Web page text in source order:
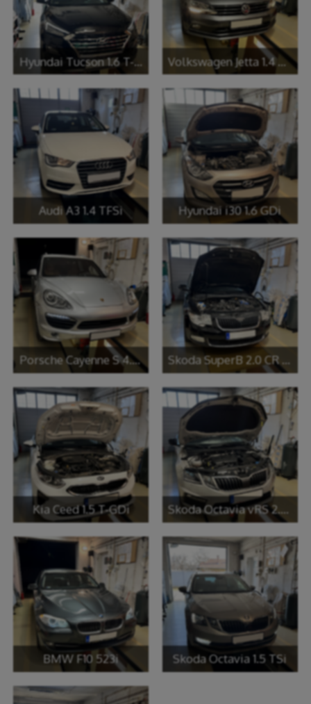
Hyundai Tucson 1.6 T-GDi Volkswagen Jetta 1.4 TSi
Audi A3 1.4 TFSi Hyundai i30 1.6 GDi
Porsche Cayenne S 4.8 V8 Skoda SuperB 2.0 CR TDI
Kia Ceed 1.5 T-GDi Skoda Octavia vRS 2.0 TSi
BMW F10 523i Skoda Octavia 1.5 TSi